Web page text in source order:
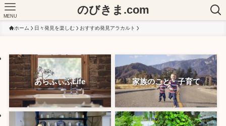
のびきま.com
MENU
ホーム 日々発見を楽しむ おすすめ発見アラカルト
あらふぃふLife 家族のこと・子育て